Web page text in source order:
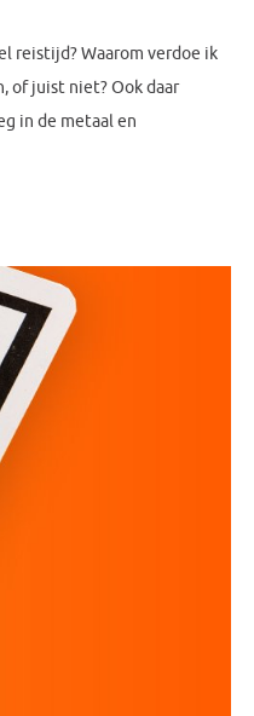
reistijd? Waarom verdoe ik
of juist niet? Ook daar
in de metaal en